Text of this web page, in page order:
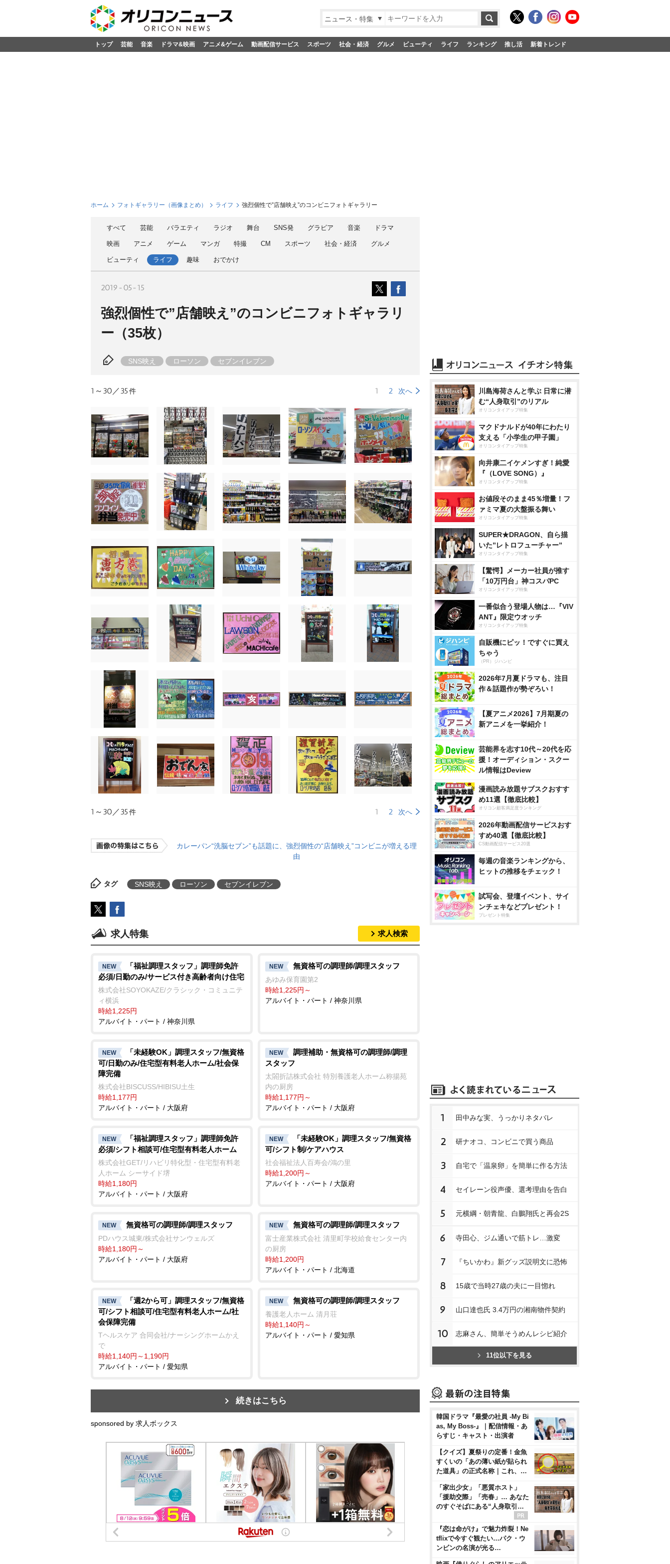
ニュース・特集
トップ 芸能 音楽 ドラマ&映画 アニメ&ゲーム 動画配信サービス スポーツ 社会・経済 グルメ ビューティ ライフ ランキング 推し活 新着トレンド
ホーム フォトギャラリー（画像まとめ） ライフ 強烈個性で”店舗映え”のコンビニフォトギャラリー
すべて 芸能 バラエティ ラジオ 舞台 SNS発 グラビア 音楽 ドラマ
映画 アニメ ゲーム マンガ 特撮 CM スポーツ 社会・経済 グルメ
ビューティ ライフ 趣味 おでかけ
2019-05-15
強烈個性で”店舗映え”のコンビニフォトギャラリ
ー（35枚）
SNS映え ローソン セブンイレブン
1～30／35件 1 2 次へ
1～30／35件 1 2 次へ
カレーパン“洗脳セブン”も話題に、強烈個性の“店舗映え”コンビニが増える理
由
タグ SNS映え ローソン セブンイレブン
求人特集 求人検索
NEW
「福祉調理スタッフ」調理師免許
必須/日勤のみ/サービス付き高齢者向け住宅
株式会社SOYOKAZE/クラシック・コミュニテ
ィ横浜
時給1,225円
アルバイト・パート / 神奈川県
NEW 無資格可の調理師/調理スタッフ
あゆみ保育園第2
時給1,225円～
アルバイト・パート / 神奈川県
NEW
「未経験OK」調理スタッフ/無資格
可/日勤のみ/住宅型有料老人ホーム/社会保
障完備
株式会社BISCUSS/HIBISU土生
時給1,177円
アルバイト・パート / 大阪府
NEW
調理補助・無資格可の調理師/調理
スタッフ
太閤折詰株式会社 特別養護老人ホーム称揚苑
内の厨房
時給1,177円～
アルバイト・パート / 大阪府
NEW
「福祉調理スタッフ」調理師免許
必須/シフト相談可/住宅型有料老人ホーム
株式会社GET/リハビリ特化型・住宅型有料老
人ホーム シーサイド堺
時給1,180円
アルバイト・パート / 大阪府
NEW
「未経験OK」調理スタッフ/無資格
可/シフト制/ケアハウス
社会福祉法人百寿会/鴻の里
時給1,200円～
アルバイト・パート / 大阪府
NEW 無資格可の調理師/調理スタッフ
PDハウス城東/株式会社サンウェルズ
時給1,180円～
アルバイト・パート / 大阪府
NEW 無資格可の調理師/調理スタッフ
富士産業株式会社 清里町学校給食センター内
の厨房
時給1,200円
アルバイト・パート / 北海道
NEW
「週2から可」調理スタッフ/無資格
可/シフト相談可/住宅型有料老人ホーム/社
会保障完備
Tヘルスケア 合同会社/ナーシングホームかえ
で
時給1,140円～1,190円
アルバイト・パート / 愛知県
NEW 無資格可の調理師/調理スタッフ
養護老人ホーム 清月荘
時給1,140円～
アルバイト・パート / 愛知県
続きはこちら
sponsored by 求人ボックス
川島海荷さんと学ぶ 日常に潜
む“人身取引”のリアル
オリコンタイアップ特集
マクドナルドが40年にわたり
支える「小学生の甲子園」
オリコンタイアップ特集
向井康二イケメンすぎ！純愛
『（LOVE SONG）』
オリコンタイアップ特集
お値段そのまま45％増量！フ
ァミマ夏の大盤振る舞い
オリコンタイアップ特集
SUPER★DRAGON、自ら描
いた”レトロフューチャー”
オリコンタイアップ特集
【驚愕】メーカー社員が推す
「10万円台」神コスパPC
オリコンタイアップ特集
一番似合う登場人物は…『VIV
ANT』限定ウオッチ
オリコンタイアップ特集
自販機にピッ！ですぐに買え
ちゃう
（PR）ジハンピ
2026年7月夏ドラマも、注目
作＆話題作が勢ぞろい！
【夏アニメ2026】7月期夏の
新アニメを一挙紹介！
芸能界を志す10代～20代を応
援！オーディション・スクー
ル情報はDeview
漫画読み放題サブスクおすす
め11選【徹底比較】
オリコン顧客満足度ランキング
2026年動画配信サービスおす
すめ40選【徹底比較】
CS動画配信サービス20選
毎週の音楽ランキングから、
ヒットの推移をチェック！
試写会、登壇イベント、サイ
ンチェキなどプレゼント！
プレゼント特集
1 田中みな実、うっかりネタバレ
2 研ナオコ、コンビニで買う商品
3 自宅で「温泉卵」を簡単に作る方法
4 セイレーン役声優、選考理由を告白
5 元横綱・朝青龍、白鵬翔氏と再会2S
6 寺田心、ジム通いで筋トレ…激変
7 『ちいかわ』新グッズ説明文に恐怖
8 15歳で当時27歳の夫に一目惚れ
9 山口達也氏 3.4万円の湘南物件契約
10 志麻さん、簡単そうめんレシピ紹介
11位以下を見る
韓国ドラマ『最愛の社員 -My Bi
as, My Boss-』｜配信情報・あ
らすじ・キャスト・出演者
【クイズ】夏祭りの定番！金魚
すくいの「あの薄い紙が貼られ
た道具」の正式名称｜これ、…
「家出少女」「悪質ホスト」
「援助交際」「売春」… あなた
のすぐそばにある“人身取引…
『恋は命がけ』で魅力炸裂！Ne
tflixで今すぐ観たい…パク・ウ
ンビンの名演が光る…